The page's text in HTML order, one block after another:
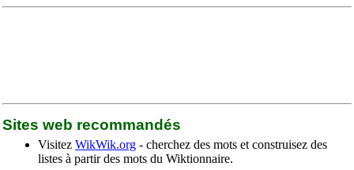
Sites web recommandés
Visitez WikWik.org - cherchez des mots et construisez des
listes à partir des mots du Wiktionnaire.